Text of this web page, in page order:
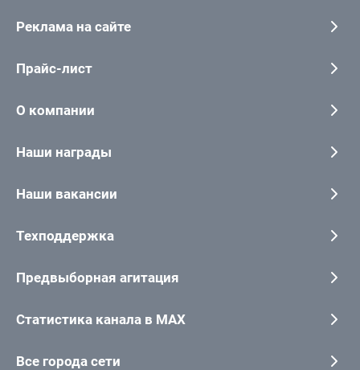
Реклама на сайте
Прайс-лист
О компании
Наши награды
Наши вакансии
Техподдержка
Предвыборная агитация
Статистика канала в MAX
Все города сети